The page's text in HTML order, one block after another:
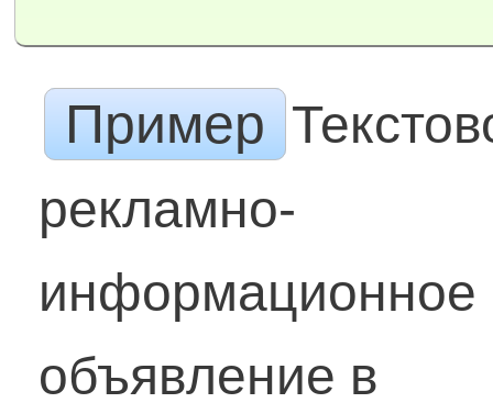
Пример
рекламно-
информационное
объявление в